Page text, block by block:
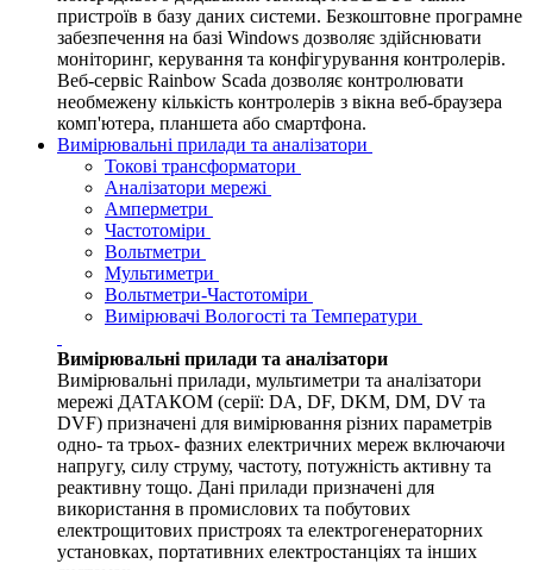
пристроїв в базу даних системи. Безкоштовне програмне
забезпечення на базі Windows дозволяє здійснювати
моніторинг, керування та конфігурування контролерів.
Веб-сервіс Rainbow Scada дозволяє контролювати
необмежену кількість контролерів з вікна веб-браузера
комп'ютера, планшета або смартфона.
Вимірювальні прилади та аналізатори
Токові трансформатори
Аналізатори мережі
Амперметри
Частотоміри
Вольтметри
Мультиметри
Вольтметри-Частотоміри
Вимірювачі Вологості та Температури
Вимірювальні прилади та аналізатори
Вимірювальні прилади, мультиметри та аналізатори
мережі ДАТАКОМ (серії: DA, DF, DKM, DM, DV та
DVF) призначені для вимірювання різних параметрів
одно- та трьох- фазних електричних мереж включаючи
напругу, силу струму, частоту, потужність активну та
реактивну тощо. Дані прилади призначені для
використання в промислових та побутових
електрощитових пристроях та електрогенераторних
установках, портативних електростанціях та інших